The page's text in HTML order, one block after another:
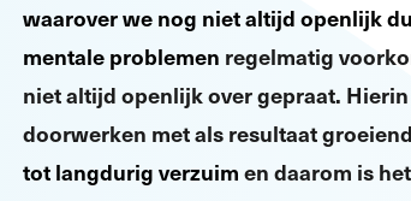
waarover we nog niet altijd openlijk
mentale problemen regelmatig
niet altijd openlijk over gepraat.
doorwerken met als resultaat
tot langdurig verzuim en daarom is